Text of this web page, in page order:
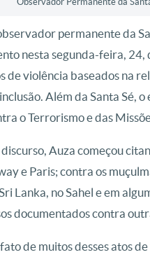
permanente da
nesta segunda-feira, 24,
de violência baseados na
Além da Santa Sé,
o Terrorismo e das
Auza começou
e Paris; contra os
Lanka, no Sahel e em
documentados contra
de muitos desses atos